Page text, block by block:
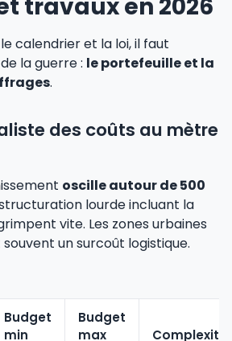
travaux en 2026
calendrier et la loi, il faut
la guerre : le portefeuille et la
.
des coûts au mètre
oscille autour de 500
lourde incluant la
vite. Les zones urbaines
un surcoût logistique.
Budget
min
Budget
max
Complexité